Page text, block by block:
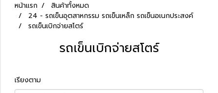
หน้าแรก
สินค้าทั้งหมด
24 - รถเข็นอุตสาหกรรม รถเข็นเหล็ก รถเข็นอเนกประสงค์
รถเข็นเบิกจ่ายสโตร์
รถเข็นเบิกจ่ายสโตร์
เรียงตาม